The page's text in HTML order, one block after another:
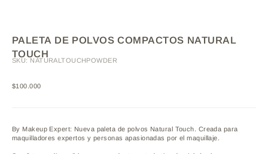
PALETA DE POLVOS COMPACTOS NATURAL
TOUCH
SKU: NATURALTOUCHPOWDER
Precio de oferta
$100.000
By Makeup Expert: Nueva paleta de polvos Natural Touch. Creada para
maquilladores expertos y personas apasionadas por el maquillaje.